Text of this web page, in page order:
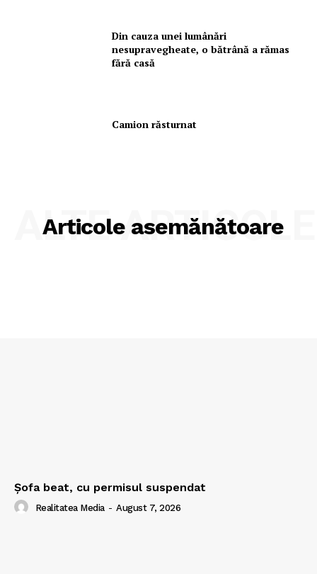
Din cauza unei lumânări
nesupravegheate, o bătrână a rămas
fără casă
Camion răsturnat
Articole asemănătoare
ALTE ARTICOLE
Şofa beat, cu permisul suspendat
Realitatea Media - August 7, 2026